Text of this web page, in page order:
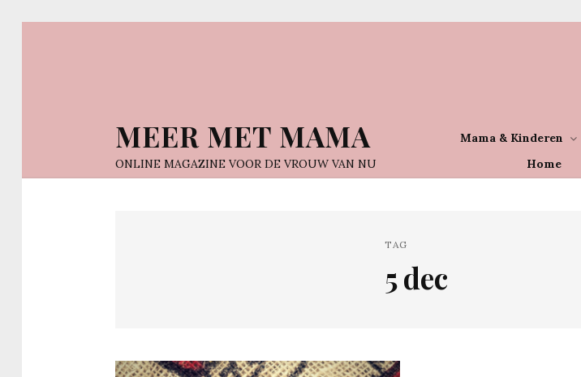
MEER MET MAMA
ONLINE MAGAZINE VOOR DE VROUW VAN NU Home
Mama & Kinderen
TAG
5 dec